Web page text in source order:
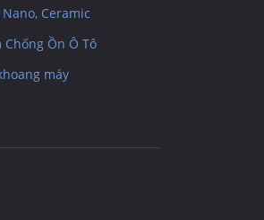
Ceramic
Chống Ồn Ô Tô
máy